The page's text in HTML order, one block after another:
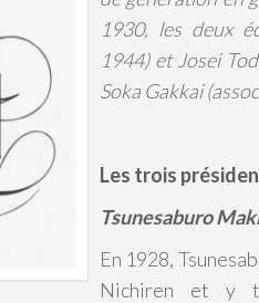
1930, les deux
1944) et Josei
Soka Gakkai
Les trois
Tsunesaburo
En 1928,
Nichiren et y